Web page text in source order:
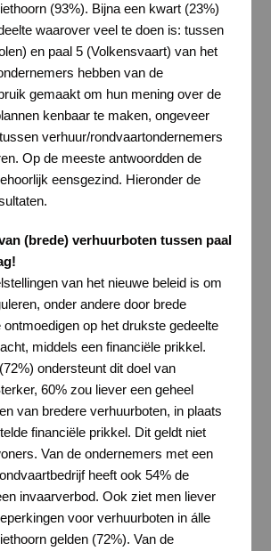
(93%). Bijna een kwart (23%)
waarover veel te doen is: tussen
en paal 5 (Volkensvaart) van het
hebben van de
gemaakt om hun mening over de
kenbaar te maken, ongeveer
verhuur/rondvaartondernemers
Op de meeste antwoordden de
eensgezind. Hieronder de
(brede) verhuurboten tussen paal
van het nieuwe beleid is om
onder andere door brede
op het drukste gedeelte
middels een financiële prikkel.
ondersteunt dit doel van
60% zou liever een geheel
van bredere verhuurboten, in plaats
financiële prikkel. Dit geldt niet
Van de ondernemers met een
heeft ook 54% de
invaarverbod. Ook ziet men liever
voor verhuurboten in álle
gelden (72%). Van de